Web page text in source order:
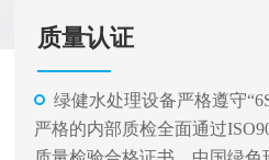
质量认证
绿健水处理设备严格遵守
严格的内部质检全面通过